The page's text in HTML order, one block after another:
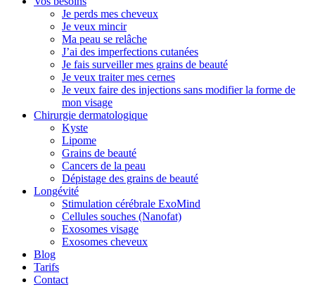
Je perds mes cheveux
Je veux mincir
Ma peau se relâche
J’ai des imperfections cutanées
Je fais surveiller mes grains de beauté
Je veux traiter mes cernes
Je veux faire des injections sans modifier la forme de
mon visage
Chirurgie dermatologique
Kyste
Lipome
Grains de beauté
Cancers de la peau
Dépistage des grains de beauté
Longévité
Stimulation cérébrale ExoMind
Cellules souches (Nanofat)
Exosomes visage
Exosomes cheveux
Blog
Tarifs
Contact